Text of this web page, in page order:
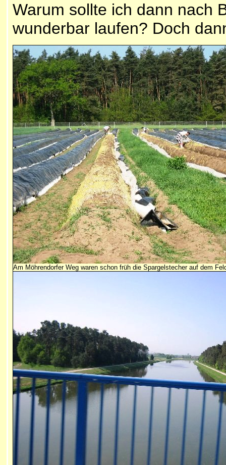
Warum sollte ich dann nach
wunderbar laufen? Doch
Am Möhrendorfer Weg waren schon früh die Spargelstecher auf dem